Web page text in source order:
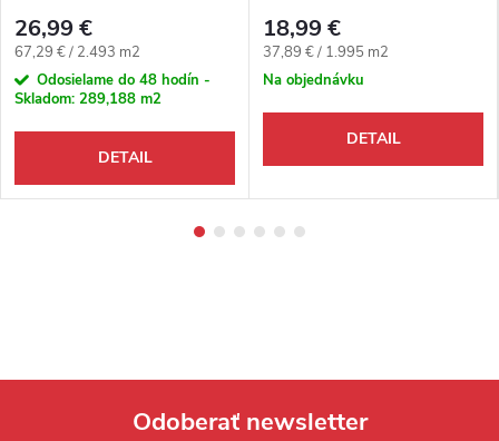
26,99 €
Jednotková cena:
67,29 € / 2.493 m2
Odosielame do 48 hodín -
Skladom: 289,188 m2
DETAIL
18,99 €
Jednotková cena:
37,89 € / 1.995 m2
Na objednávku
DETAIL
Odoberať newsletter